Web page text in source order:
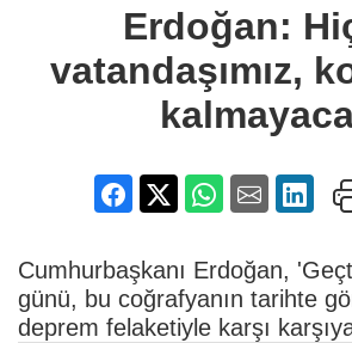
konutsuz
kalmayacak
Erdoğan:
vatandaşımız,
Cumhurbaşkanı Erdoğan,
günü, bu coğrafyanın tarihte
deprem felaketiyle karşı